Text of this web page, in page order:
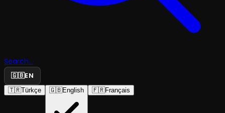
Search...
🇬🇧EN
🇹🇷Türkçe 🇬🇧English 🇫🇷Français